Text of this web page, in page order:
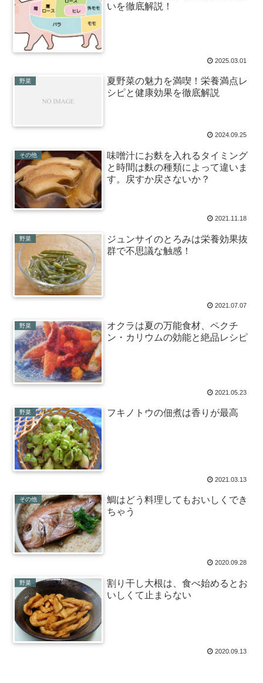
いを徹底解説！
2025.03.01
野菜
夏野菜の魅力を満喫！栄養満点レ
シピと健康効果を徹底解説
2024.09.25
その他
味噌汁にお麩を入れるタイミング
と時間は麩の種類によって違いま
す。戻すか戻さないか？
2021.11.18
野菜
ジュンサイのとろみは栄養効果抜
群で不思議な触感！
2021.07.07
野菜
オクラは夏の万能食材、ペクチ
ン・カリウムの効能と絶品レシピ
2021.05.23
野菜 フキノトウの佃煮は香りが最高
2021.03.13
その他
鯛はどう料理してもおいしくでき
ちゃう
2020.09.28
野菜
割り干し大根は、食べ始めるとお
いしくて止まらない
2020.09.13